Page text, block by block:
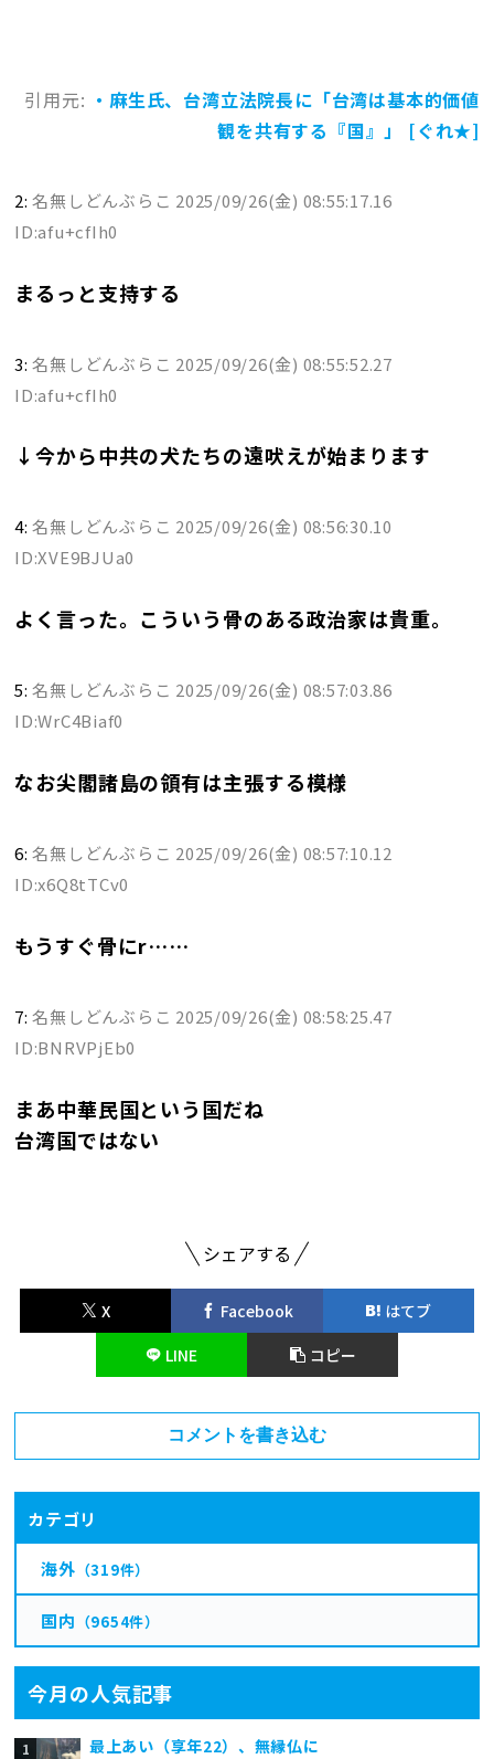
引用元: ・麻生氏、台湾立法院長に「台湾は基本的価値
観を共有する『国』」 [ぐれ★]
2:名無しどんぶらこ 2025/09/26(金) 08:55:17.16
ID:afu+cfIh0
まるっと支持する
3:名無しどんぶらこ 2025/09/26(金) 08:55:52.27
ID:afu+cfIh0
↓今から中共の犬たちの遠吠えが始まります
4:名無しどんぶらこ 2025/09/26(金) 08:56:30.10
ID:XVE9BJUa0
よく言った。こういう骨のある政治家は貴重。
5:名無しどんぶらこ 2025/09/26(金) 08:57:03.86
ID:WrC4Biaf0
なお尖閣諸島の領有は主張する模様
6:名無しどんぶらこ 2025/09/26(金) 08:57:10.12
ID:x6Q8tTCv0
もうすぐ骨にr……
7:名無しどんぶらこ 2025/09/26(金) 08:58:25.47
ID:BNRVPjEb0
まあ中華民国という国だね
台湾国ではない
シェアする
X Facebook
はてブ
LINE
コピー
コメントを書き込む
カテゴリ
海外 （319件）
国内 （9654件）
今月の人気記事
最上あい（享年22）、無縁仏に